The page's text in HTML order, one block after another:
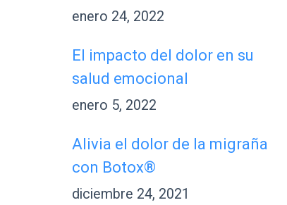
enero 24, 2022
El impacto del dolor en su
salud emocional
enero 5, 2022
Alivia el dolor de la migraña
con Botox®
diciembre 24, 2021